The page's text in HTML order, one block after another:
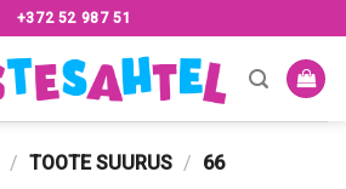
+372 52 987 51
/ TOOTE SUURUS / 66